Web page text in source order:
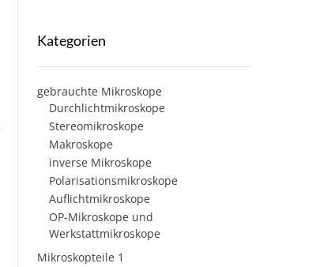
Kategorien
gebrauchte Mikroskope
Durchlichtmikroskope
Stereomikroskope
Makroskope
inverse Mikroskope
Polarisationsmikroskope
Auflichtmikroskope
OP-Mikroskope und
Werkstattmikroskope
Mikroskopteile 1